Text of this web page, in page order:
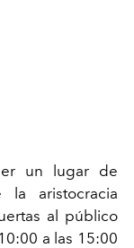
un lugar de
aristocracia
al público
a las 15:00